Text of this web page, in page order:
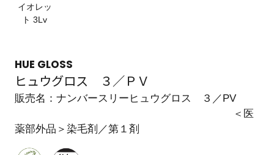
イオレッ
ト 3Lv
HUE GLOSS
ヒュウグロス ３／ＰＶ
販売名：ナンバースリーヒュウグロス ３／PV
＜医
薬部外品＞染毛剤／第１剤